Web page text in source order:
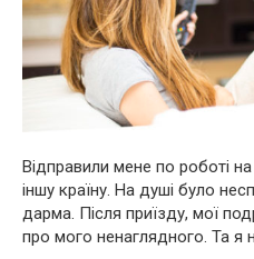
Відправили мене по роботі
іншу країну. На дyші було
даpма. Після приїзду, мої
про мого ненаглядного. Та я